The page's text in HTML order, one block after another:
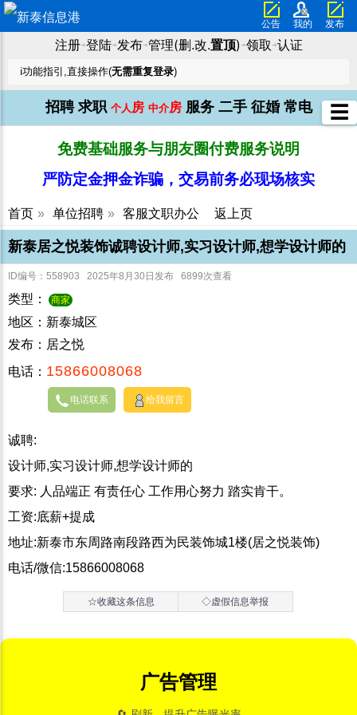
公告 我的 发布
注册➜登陆➜发布➜管理(删.改.置顶) ➜领取 ➜认证
ℹ️功能指引,直接操作(无需重复登录)
招聘 求职 个人 房 中介房 服务 二手 征婚 常电
免费基础服务与朋友圈付费服务说明
严防定金押金诈骗，交易前务必现场核实
首页 » 单位招聘 » 客服文职办公 返上页
新泰居之悦装饰诚聘设计师,实习设计师,想学设计师的
ID编号：558903 2025年8月30日发布 6899次查看
类型： 商家
地区：新泰城区
发布：居之悦
电话： 15866008068
电话联系 给我留言
诚聘:
设计师,实习设计师,想学设计师的
要求: 人品端正 有责任心 工作用心努力 踏实肯干。
工资:底薪+提成
地址:新泰市东周路南段路西为民装饰城1楼(居之悦装饰)
电话/微信:15866008068
☆收藏这条信息 ◇虚假信息举报
广告管理
☰